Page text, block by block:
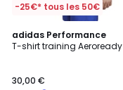
-25€* tous les 50€
adidas Performance
T-shirt training Aeroready
30,00 €
4,7
/ 5
8
Couleurs